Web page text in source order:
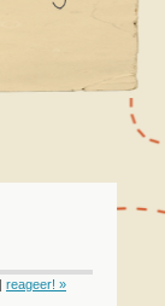
reageer! »